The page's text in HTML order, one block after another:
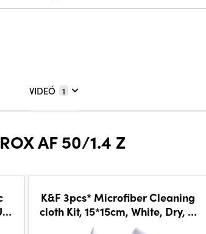
VIDEÓ 1
AF 50/1.4 Z
K&F 3pcs* Microfiber Cleaning
cloth Kit, 15*15cm, White, Dry, in
vacuum